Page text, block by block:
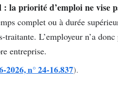
la priorité d’emploi ne vise
complet ou à durée
traitante. L’employeur n’a
entreprise.
2026, n° 24-16.837).